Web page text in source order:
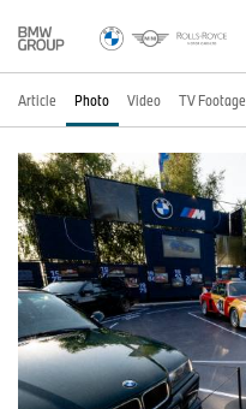
Article Photo Video TV Footage